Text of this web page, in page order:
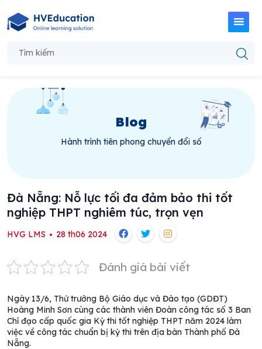
Blog
Hành trình tiên phong chuyển đổi số
Đà Nẵng: Nỗ lực tối đa đảm bảo thi tốt
nghiệp THPT nghiêm túc, trọn vẹn
HVG LMS 28 th06 2024
Đánh giá bài viết
Ngày 13/6, Thứ trưởng Bộ Giáo dục và Đào tạo (GDĐT)
Hoàng Minh Sơn cùng các thành viên Đoàn công tác số 3 Ban
Chỉ đạo cấp quốc gia Kỳ thi tốt nghiệp THPT năm 2024 làm
việc về công tác chuẩn bị kỳ thi trên địa bàn Thành phố Đà
Nẵng.